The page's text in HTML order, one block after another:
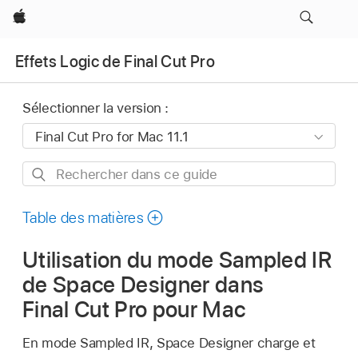
Apple
Effets Logic de Final Cut Pro
Sélectionner la version :
Rechercher
ce
Table des matières
Utilisation du mode Sampled IR
de Space Designer dans
Final Cut Pro pour Mac
En mode Sampled IR, Space Designer charge et